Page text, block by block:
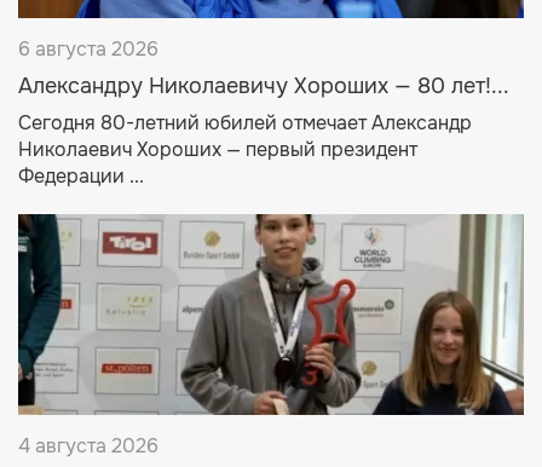
6 августа 2026
Александру Николаевичу Хороших — 80 лет!...
Сегодня 80-летний юбилей отмечает Александр
Николаевич Хороших — первый президент
Федерации ...
4 августа 2026